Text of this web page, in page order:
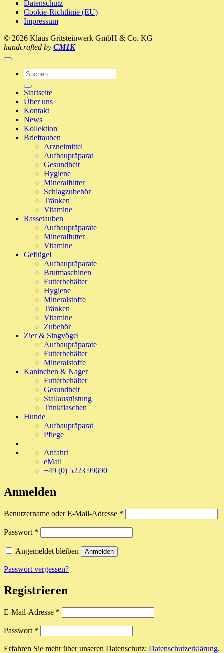
Datenschutz
Cookie-Richtlinie (EU)
Impressum
© 2026 Klaus Gritsteinwerk GmbH & Co. KG
handcrafted by CM1K
Suche
nach:
Startseite
Über uns
Kontakt
News
Kollektion
Brieftauben
Arzneimittel
Aufbaupräparat
Gesundheit
Hygiene
Mineralfutter
Schlagzubehör
Tränken
Vitamine
Rassetauben
Aufbaupräparate
Mineralfutter
Vitamine
Geflügel
Aufbaupräparate
Brutmaschinen
Futterbehälter
Hygiene
Mineralstoffe
Tränken
Vitamine
Zubehör
Zier & Singvögel
Aufbaupräparate
Futterbehälter
Mineralstoffe
Kaninchen & Nager
Futterbehälter
Gesundheit
Stallausrüstung
Trinkflaschen
Hunde
Aufbaupräparat
Pflege
Anfahrt
eMail
+49 (0) 5223 99690
Anmelden
Benutzername oder E-Mail-Adresse *
Passwort *
Angemeldet bleiben Anmelden
Passwort vergessen?
Registrieren
E-Mail-Adresse *
Passwort *
Erfahren Sie mehr über unseren Datenschutz: Datenschutzerklärung.